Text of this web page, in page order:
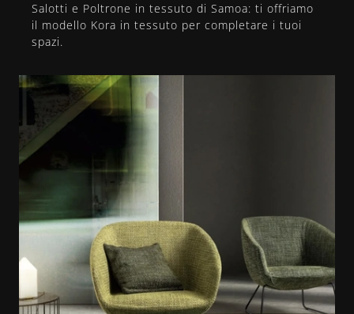
Salotti e Poltrone in tessuto di Samoa: ti offriamo
il modello Kora in tessuto per completare i tuoi
spazi.